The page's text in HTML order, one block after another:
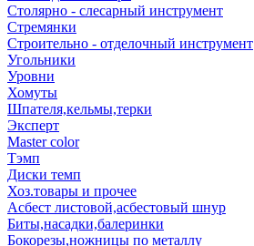
Столярно - слесарный инструмент
Стремянки
Строительно - отделочный инструмент
Угольники
Уровни
Хомуты
Шпателя,кельмы,терки
Эксперт
Master color
Тэмп
Диски темп
Хоз.товары и прочее
Асбест листовой,асбестовый шнур
Биты,насадки,балеринки
Бокорезы,ножницы по металлу